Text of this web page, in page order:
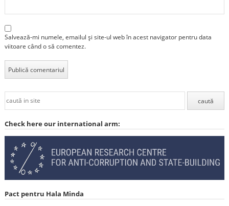
Salvează-mi numele, emailul și site-ul web în acest navigator pentru data
viitoare când o să comentez.
Check here our international arm:
Pact pentru Hala Minda